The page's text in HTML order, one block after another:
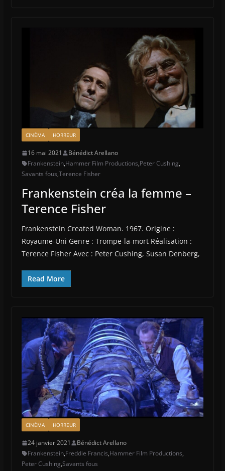
CINÉMA HORREUR
16 mai 2021
Bénédict Arellano
Frankenstein,Hammer Film Productions,Peter Cushing,
Savants fous,Terence Fisher
Frankenstein créa la femme –
Terence Fisher
Frankenstein Created Woman. 1967. Origine :
Royaume-Uni Genre : Trompe-la-mort Réalisation :
Terence Fisher Avec : Peter Cushing, Susan Denberg,
Read More
CINÉMA HORREUR
24 janvier 2021
Bénédict Arellano
Frankenstein,Freddie Francis,Hammer Film Productions,
Peter Cushing,Savants fous